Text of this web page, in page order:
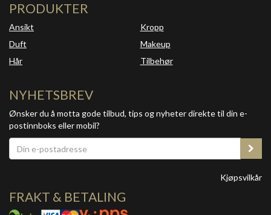
PRODUKTER
Ansikt
Duft
Hår
Kropp
Makeup
Tilbehør
NYHETSBREV
Ønsker du å motta gode tilbud, tips og nyheter direkte til din e-
postinnboks eller mobil?
Kjøpsvilkår
FRAKT & BETALING